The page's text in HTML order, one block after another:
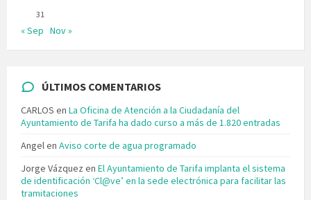
31
« Sep Nov »
ÚLTIMOS COMENTARIOS
CARLOS en La Oficina de Atención a la Ciudadanía del
Ayuntamiento de Tarifa ha dado curso a más de 1.820 entradas
Angelen Aviso corte de agua programado
Jorge Vázquez en El Ayuntamiento de Tarifa implanta el sistema
de identificación ‘Cl@ve’ en la sede electrónica para facilitar las
tramitaciones